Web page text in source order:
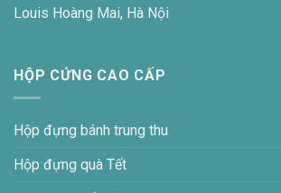
Louis Hoàng Mai, Hà Nội
HỘP CỨNG CAO CẤP
Hộp đựng bánh trung thu
Hộp đựng quà Tết